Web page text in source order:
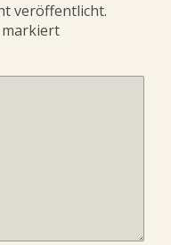
veröffentlicht.
markiert